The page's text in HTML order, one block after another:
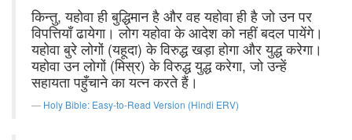
किन्तु, यहोवा ही बुद्धिमान है और वह यहोवा ही है जो उन पर
विपत्तियाँ ढायेगा। लोग यहोवा के आदेश को नहीं बदल पायेंगे।
यहोवा बुरे लोगों (यहूदा) के विरुद्ध खड़ा होगा और युद्ध करेगा।
यहोवा उन लोगों (मिस्र) के विरुद्ध युद्ध करेगा, जो उन्हें
सहायता पहुँचाने का यत्न करते हैं।
Holy Bible: Easy-to-Read Version (Hindi ERV)